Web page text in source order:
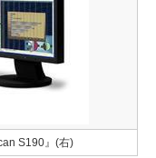
S190』(右)